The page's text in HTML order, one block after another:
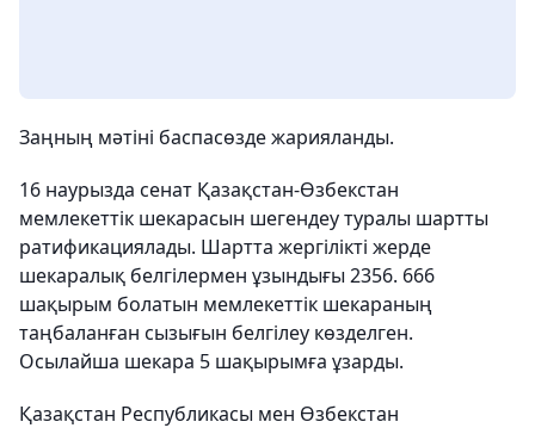
Заңның мәтіні баспасөзде жарияланды.
16 наурызда сенат Қазақстан-Өзбекстан
мемлекеттік шекарасын шегендеу туралы шартты
ратификациялады. Шартта жергілікті жерде
шекаралық белгілермен ұзындығы 2356. 666
шақырым болатын мемлекеттік шекараның
таңбаланған сызығын белгілеу көзделген.
Осылайша шекара 5 шақырымға ұзарды.
Қазақстан Республикасы мен Өзбекстан